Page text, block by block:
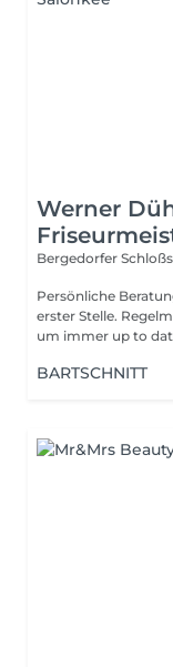
Werner
Bergedorfer
Persönliche
erster Stelle.
um immer up to
BARTSCHNITT